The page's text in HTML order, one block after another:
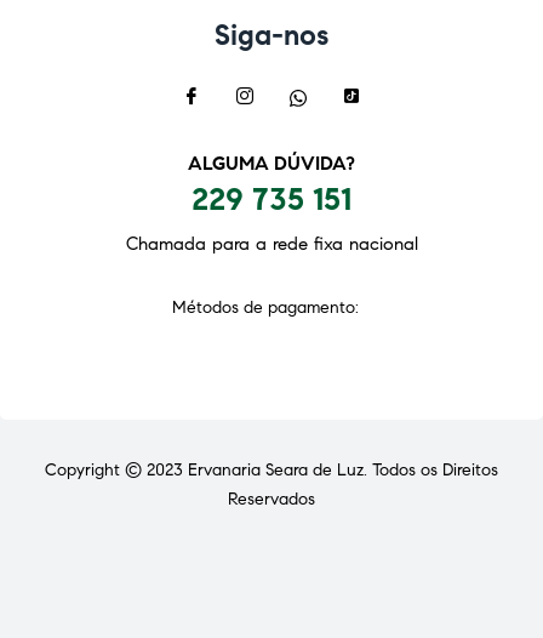
Siga-nos
ALGUMA DÚVIDA?
229 735 151
Chamada para a rede fixa nacional
Métodos de pagamento:
Copyright © 2023 Ervanaria Seara de Luz. Todos os Direitos
Reservados